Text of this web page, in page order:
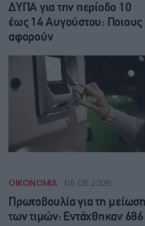
ΔΥΠΑ για την περίοδο 10
έως 14 Αυγούστου: Ποιους
αφορούν
ΟΙΚΟΝΟΜΙΑ 08.08.2026
Πρωτοβουλία για τη μείωση
των τιμών: Εντάχθηκαν 686